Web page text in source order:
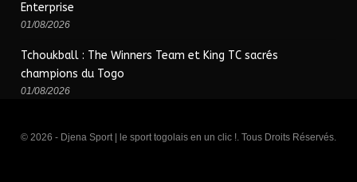
Enterprise
01/08/2026
Tchoukball : The Winners Team et King TC sacrés
champions du Togo
01/08/2026
© 2026 - Djena Sport | le sport togolais en un clic !. Tous Droits Réservés.